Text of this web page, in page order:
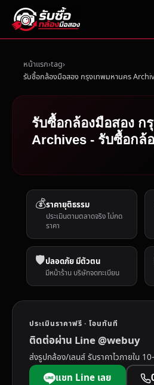
หน้าแรก tag
รับซื้อกล้องมือสอง กรุงเทพมหานคร
รับซื้อกล้องมือสอง ก
Archives - รับซื้อกล้
💰ราคายุติธรรม
ประเมินตามตลาดจริง ไม่กด
ราคา
🛡️ปลอดภัย มีตัวตน
มีหน้าร้าน บริษัทจดทะเบียน
ประเมินราคาฟรี · โอนทันที
ติดต่อผ่าน Line @webuy
ส่งรูปกล้อง/เลนส์ รับราคาไวภายใน
แชท Line เลย